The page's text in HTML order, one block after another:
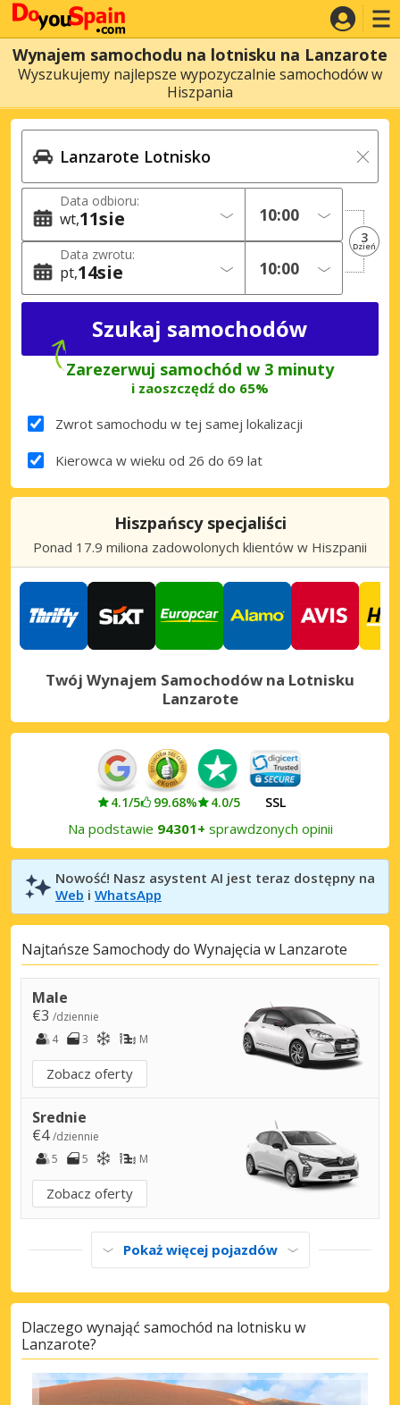
Wynajem samochodu na lotnisku na Lanzarote
Wyszukujemy najlepsze wypozyczalnie samochodów w
Hiszpania
Data odbioru:
wt 11sie
Data zwrotu:
pt 14sie
3
Dzień
Zarezerwuj samochód w 3 minuty
i zaoszczędź do 65%
Zwrot samochodu w tej samej lokalizacji
Kierowca w wieku od 26 do 69 lat
Hiszpańscy specjaliści
Ponad 17.9 miliona zadowolonych klientów w Hiszpanii
Twój Wynajem Samochodów na Lotnisku
Lanzarote
4.1/5 99.68% 4.0/5 SSL
Na podstawie 94301+ sprawdzonych opinii
Nowość! Nasz asystent AI jest teraz dostępny na
Web i WhatsApp
Najtańsze Samochody do Wynajęcia w Lanzarote
Male
€3 /dziennie
4
3 M
Zobacz oferty
Srednie
€4/dziennie
5
5 M
Zobacz oferty
Pokaż więcej pojazdów
Dlaczego wynająć samochód na lotnisku w
Lanzarote?